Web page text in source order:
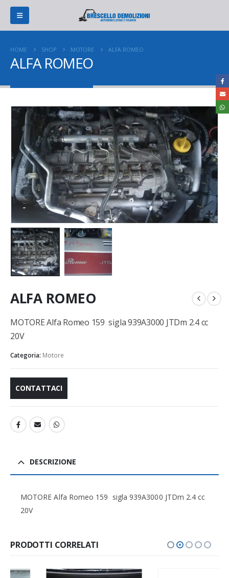
HOME SHOP MOTORE ALFA ROMEO
ALFA ROMEO
ALFA ROMEO
MOTORE Alfa Romeo 159 sigla 939A3000 JTDm 2.4 cc
20V
Categoria: Motore
CONTATTACI
DESCRIZIONE
MOTORE Alfa Romeo 159 sigla 939A3000 JTDm 2.4 cc
20V
PRODOTTI CORRELATI